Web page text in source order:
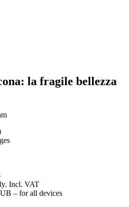
la fragile bellezza
Incl. VAT
– for all devices